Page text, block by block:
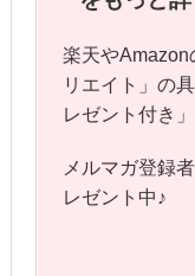
楽天やAmazon
リエイト」の
レゼント付き
メルマガ登録
レゼント中♪